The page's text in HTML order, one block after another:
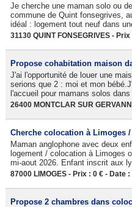
Je cherche une maman solo ou
commune de Quint fonsegrives,
idéal : logement tout neuf dans
31130 QUINT FONSEGRIVES -
Propose cohabitation maison
J'ai l'opportunité de louer une
serions que 2 : moi et mon
l'accueil pour mamans solos
26400 MONTCLAR SUR
Cherche colocation à Limoges
Maman anglophone avec deux
logement / colocation à Limoges
mi-aout 2026. Enfant inscrit aux
87000 LIMOGES - Prix : 0 € - Date
Propose 2 chambres dans